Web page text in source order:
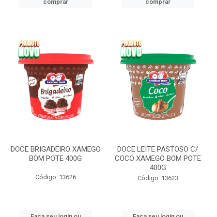
comprar comprar
DOCE BRIGADEIRO XAMEGO
BOM POTE 400G
Código: 13626
DOCE LEITE PASTOSO C/
COCO XAMEGO BOM POTE
400G
Código: 13623